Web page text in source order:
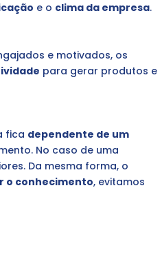
e o clima da empresa.
e motivados, os
para gerar produtos e
fica dependente de um
No caso de uma
Da mesma forma, o
o conhecimento, evitamos